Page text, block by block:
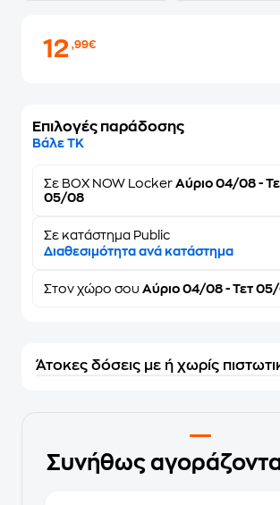
12,99€
Επιλογές παράδοσης
Βάλε ΤΚ
Σε BOX NOW Locker Αύριο 04/08 -
05/08
Σε κατάστημα Public
Διαθεσιμότητα ανά κατάστημα
Στον χώρο σου Αύριο 04/08 - Τετ
Άτοκες δόσεις με ή χωρίς
Συνήθως